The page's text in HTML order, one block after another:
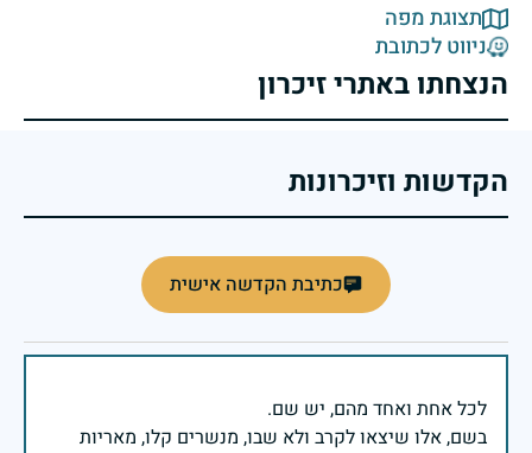
תצוגת מפה
ניווט לכתובת
הנצחתו באתרי זיכרון
הקדשות וזיכרונות
כתיבת הקדשה אישית
בשם, אלו שיצאו לקרב ולא שבו, מנשרים קלו, מאריות